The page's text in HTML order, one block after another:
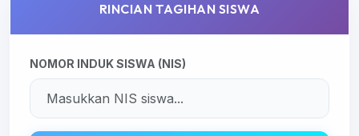
RINCIAN TAGIHAN SISWA
NOMOR INDUK SISWA (NIS)